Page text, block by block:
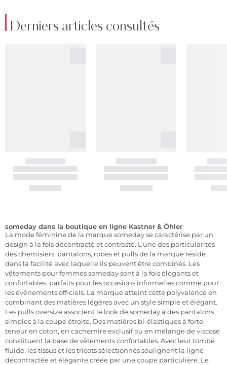
Derniers articles consultés
someday dans la boutique en ligne Kastner & Öhler
La mode féminine de la marque someday se caractérise par un
design à la fois décontracté et contrasté. L’une des particularités
des chemisiers, pantalons, robes et pulls de la marque réside
dans la facilité avec laquelle ils peuvent être combinés. Les
vêtements pour femmes someday sont à la fois élégants et
confortables, parfaits pour les occasions informelles comme pour
les événements officiels. La marque atteint cette polyvalence en
combinant des matières légères avec un style simple et élégant.
Les pulls oversize associent le look de someday à des pantalons
simples à la coupe étroite. Des matières bi-élastiques à forte
teneur en coton, en cachemire exclusif ou en mélange de viscose
constituent la base de vêtements confortables. Avec leur tombé
fluide, les tissus et les tricots sélectionnés soulignent la ligne
décontractée et élégante créée par une coupe particulière. Le